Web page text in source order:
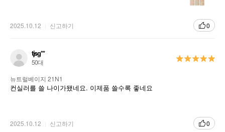
2025.10.12 신고하기 0
tjsg**
50대
뉴트럴베이지 21N1
컨실러를 쓸 나이가됐네요. 이제품 쓸수록 좋네요
2025.10.12 신고하기 0